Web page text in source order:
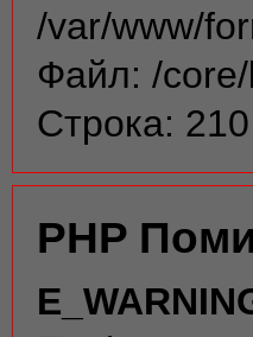
/var/www/
Файл: /
Строка: 210
PHP